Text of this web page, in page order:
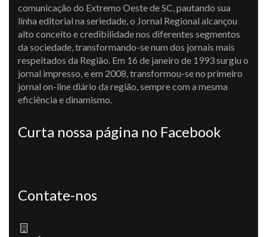
comunicação do Extremo Oeste de SC, pautando sua
linha editorial na seriedade, o Jornal Regional alcançou
alto conceito e credibilidade nos diferentes segmentos
da sociedade, transformando-se num dos jornais mais
respeitados da Região. Em 16 de janeiro de 1993 surgiu o
jornal impresso, e em 2008, transformou-se no primeiro
jornal on-line diário da região, sempre com a mesma
eficiência e dinamismo.
Curta nossa página no Facebook
Contate-nos